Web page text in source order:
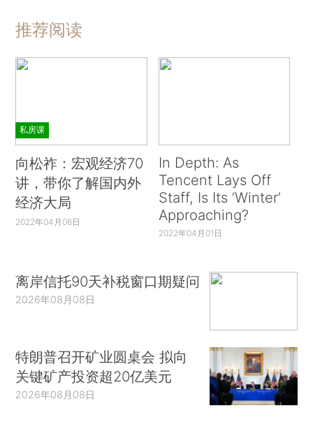
推荐阅读
私房课
向松祚：宏观经济70
讲，带你了解国内外
经济大局
2022年04月06日
In Depth: As
Tencent Lays Off
Staff, Is Its ‘Winter’
Approaching?
2022年04月01日
离岸信托90天补税窗口期疑问
2026年08月08日
特朗普召开矿业圆桌会 拟向
关键矿产投资超20亿美元
2026年08月08日